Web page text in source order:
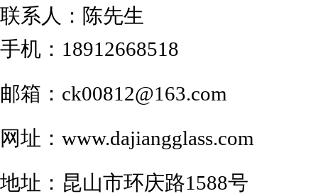
联系人：陈先生
手机：18912668518
邮箱：ck00812@163.com
网址：www.dajiangglass.com
地址：昆山市环庆路1588号